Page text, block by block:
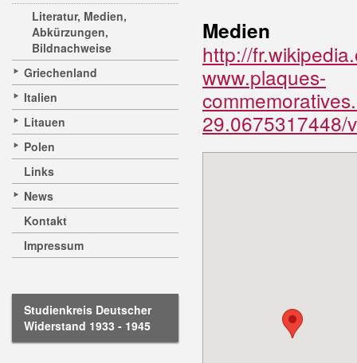
Literatur, Medien,
Abkürzungen,
Bildnachweise
Griechenland
Italien
Litauen
Polen
Links
News
Kontakt
Impressum
Studienkreis Deutscher
Widerstand 1933 - 1945
Medien
http://
www.plaques-
29.0675317448/